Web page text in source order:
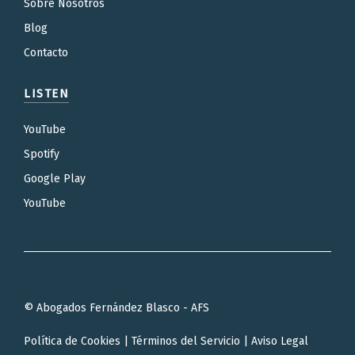
Sobre Nosotros
Blog
Contacto
LISTEN
YouTube
Spotify
Google Play
YouTube
© Abogados Fernández Blasco - AFS
Política de Cookies Términos del Servicio Aviso Legal